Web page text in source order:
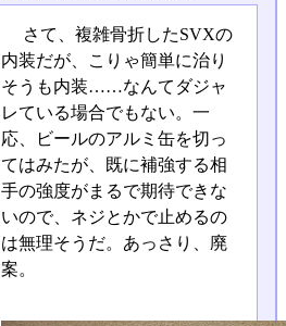
さて、複雑骨折したSVXの
内装だが、こりゃ簡単に治り
そうも内装……なんてダジャ
レている場合でもない。一
応、ビールのアルミ缶を切っ
てはみたが、既に補強する相
手の強度がまるで期待できな
いので、ネジとかで止めるの
は無理そうだ。あっさり、廃
案。